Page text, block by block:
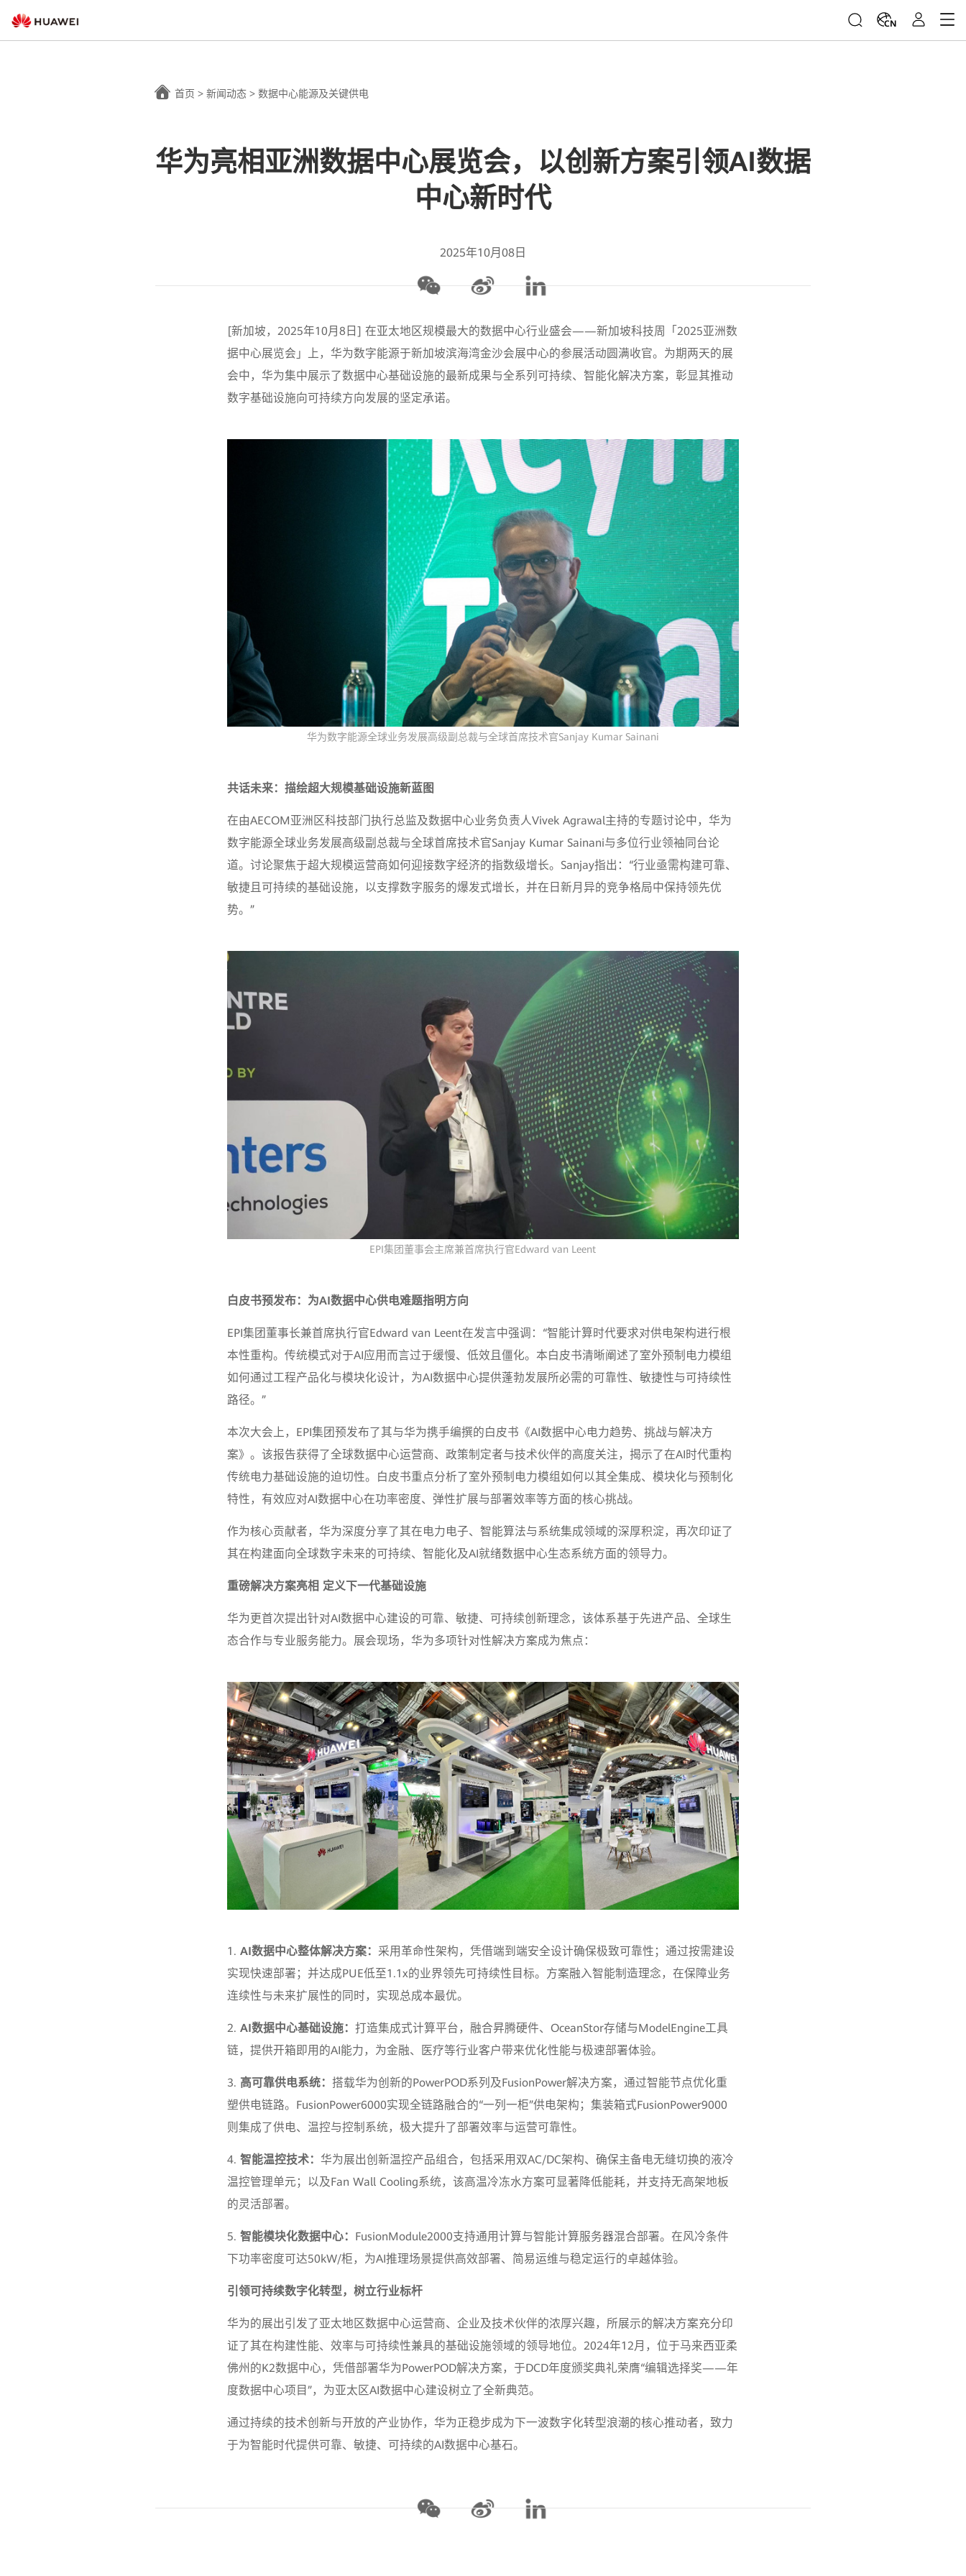
CN
首页 >新闻动态 >数据中心能源及关键供电
华为亮相亚洲数据中心展览会，以创新方案引领AI数据
中心新时代
2025年10月08日
[新加坡，2025年10月8日] 在亚太地区规模最大的数据中心行业盛会——新加坡科技周「2025亚洲数
据中心展览会」上，华为数字能源于新加坡滨海湾金沙会展中心的参展活动圆满收官。为期两天的展
会中，华为集中展示了数据中心基础设施的最新成果与全系列可持续、智能化解决方案，彰显其推动
数字基础设施向可持续方向发展的坚定承诺。
华为数字能源全球业务发展高级副总裁与全球首席技术官Sanjay Kumar Sainani
共话未来：描绘超大规模基础设施新蓝图
在由AECOM亚洲区科技部门执行总监及数据中心业务负责人Vivek Agrawal主持的专题讨论中，华为
数字能源全球业务发展高级副总裁与全球首席技术官Sanjay Kumar Sainani与多位行业领袖同台论
道。讨论聚焦于超大规模运营商如何迎接数字经济的指数级增长。Sanjay指出：“行业亟需构建可靠、
敏捷且可持续的基础设施，以支撑数字服务的爆发式增长，并在日新月异的竞争格局中保持领先优
势。”
EPI集团董事会主席兼首席执行官Edward van Leent
白皮书预发布：为AI数据中心供电难题指明方向
EPI集团董事长兼首席执行官Edward van Leent在发言中强调：“智能计算时代要求对供电架构进行根
本性重构。传统模式对于AI应用而言过于缓慢、低效且僵化。本白皮书清晰阐述了室外预制电力模组
如何通过工程产品化与模块化设计，为AI数据中心提供蓬勃发展所必需的可靠性、敏捷性与可持续性
路径。”
本次大会上，EPI集团预发布了其与华为携手编撰的白皮书《AI数据中心电力趋势、挑战与解决方
案》。该报告获得了全球数据中心运营商、政策制定者与技术伙伴的高度关注，揭示了在AI时代重构
传统电力基础设施的迫切性。白皮书重点分析了室外预制电力模组如何以其全集成、模块化与预制化
特性，有效应对AI数据中心在功率密度、弹性扩展与部署效率等方面的核心挑战。
作为核心贡献者，华为深度分享了其在电力电子、智能算法与系统集成领域的深厚积淀，再次印证了
其在构建面向全球数字未来的可持续、智能化及AI就绪数据中心生态系统方面的领导力。
重磅解决方案亮相 定义下一代基础设施
华为更首次提出针对AI数据中心建设的可靠、敏捷、可持续创新理念，该体系基于先进产品、全球生
态合作与专业服务能力。展会现场，华为多项针对性解决方案成为焦点：
1.AI数据中心整体解决方案： 采用革命性架构，凭借端到端安全设计确保极致可靠性；通过按需建设
实现快速部署；并达成PUE低至1.1x的业界领先可持续性目标。方案融入智能制造理念，在保障业务
连续性与未来扩展性的同时，实现总成本最优。
2.AI数据中心基础设施：打造集成式计算平台，融合昇腾硬件、OceanStor存储与ModelEngine工具
链，提供开箱即用的AI能力，为金融、医疗等行业客户带来优化性能与极速部署体验。
3. 高可靠供电系统：搭载华为创新的PowerPOD系列及FusionPower解决方案，通过智能节点优化重
塑供电链路。FusionPower6000实现全链路融合的“一列一柜”供电架构；集装箱式FusionPower9000
则集成了供电、温控与控制系统，极大提升了部署效率与运营可靠性。
4.智能温控技术：华为展出创新温控产品组合，包括采用双AC/DC架构、确保主备电无缝切换的液冷
温控管理单元；以及Fan Wall Cooling系统，该高温冷冻水方案可显著降低能耗，并支持无高架地板
的灵活部署。
5.智能模块化数据中心： FusionModule2000支持通用计算与智能计算服务器混合部署。在风冷条件
下功率密度可达50kW/柜，为AI推理场景提供高效部署、简易运维与稳定运行的卓越体验。
引领可持续数字化转型，树立行业标杆
华为的展出引发了亚太地区数据中心运营商、企业及技术伙伴的浓厚兴趣，所展示的解决方案充分印
证了其在构建性能、效率与可持续性兼具的基础设施领域的领导地位。2024年12月，位于马来西亚柔
佛州的K2数据中心，凭借部署华为PowerPOD解决方案，于DCD年度颁奖典礼荣膺“编辑选择奖——年
度数据中心项目”，为亚太区AI数据中心建设树立了全新典范。
通过持续的技术创新与开放的产业协作，华为正稳步成为下一波数字化转型浪潮的核心推动者，致力
于为智能时代提供可靠、敏捷、可持续的AI数据中心基石。